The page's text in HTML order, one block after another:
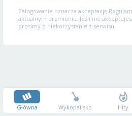
Zalogowanie oznacza akceptację
aktualnym brzmieniu. Jeśli nie
prosimy o niekorzystanie z serwisu.
Główna Wykopalisko Hity